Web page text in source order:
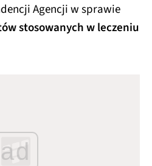
Agencji w sprawie
stosowanych w leczeniu
ad